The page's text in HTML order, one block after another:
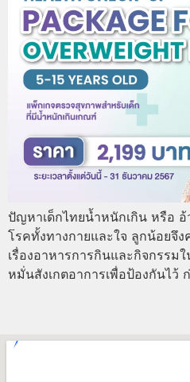
ปัญหาเด็กไทยน้ำหนักเกิน หรือ อ้
โรคทั้งทางกายและใจ ลูกน้อยจึง
เรื่องอาหารการกินและกิจกรร
หมั่นสังเกตอาการเพื่อป้องกันไว้